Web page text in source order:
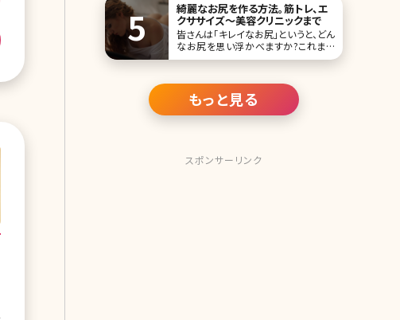
綺麗なお尻を作る方法。筋トレ、エ
クササイズ〜美容クリニックまで
皆さんは「キレイなお尻」というと、どん
なお尻を思い浮かべますか?これまで
女性が考える理想のお尻というと「小
かったのではないでしょうか。でも、最近
はこんな風潮が少しずつ変わってきて
いるようです
もっと見る
スポンサーリンク